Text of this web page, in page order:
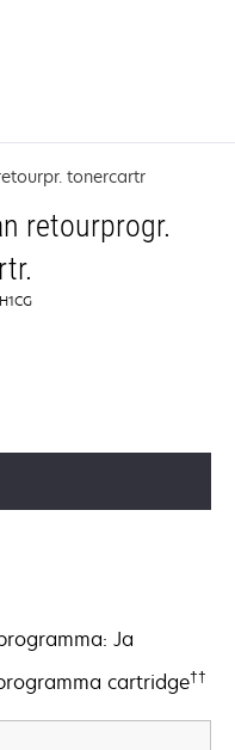
tonercartr
retourprogr.
Ja
cartridge††